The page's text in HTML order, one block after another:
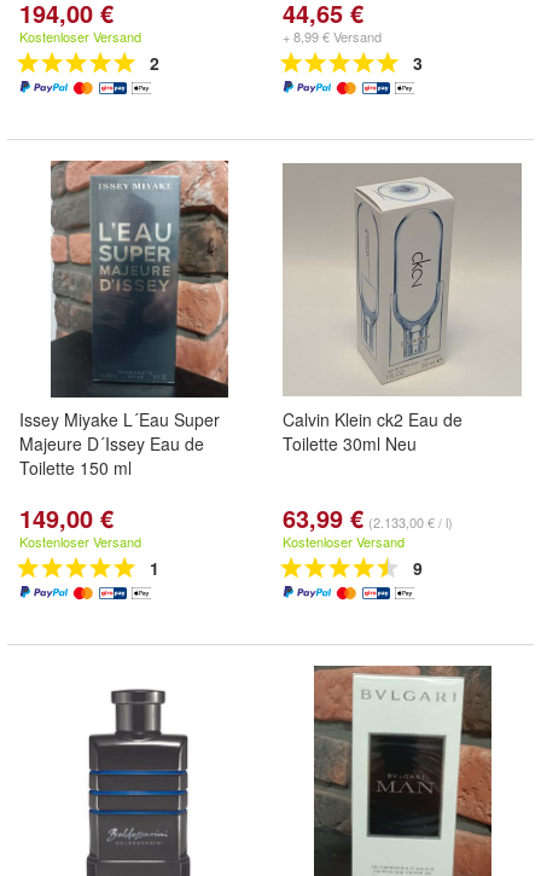
194,00 €
Kostenloser Versand
2
44,65 €
+ 8,99 € Versand
3
Issey Miyake L´Eau Super
Majeure D´Issey Eau de
Toilette 150 ml
149,00 €
Kostenloser Versand
1
Calvin Klein ck2 Eau de
Toilette 30ml Neu
63,99 € (2.133,00 € / l)
Kostenloser Versand
9